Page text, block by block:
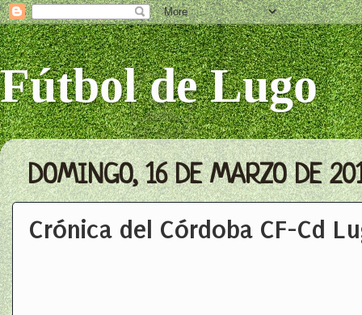
Fútbol de Lugo
DOMINGO, 16 DE MARZO DE
Crónica del Córdoba CF-Cd